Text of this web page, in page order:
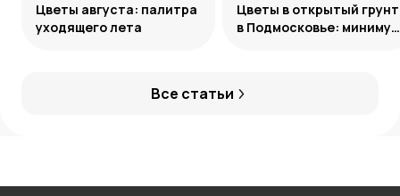
Все статьи
Цветы августа: палитра
уходящего лета
Цветы в открытый грунт
в Подмосковье: минимум